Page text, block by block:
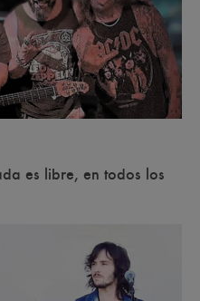
es libre, en todos los